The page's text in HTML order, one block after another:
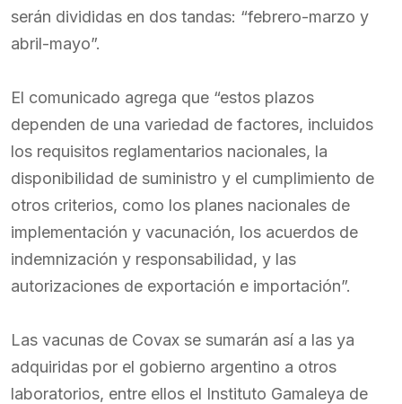
serán divididas en dos tandas: “febrero-marzo y
abril-mayo”.
El comunicado agrega que “estos plazos
dependen de una variedad de factores, incluidos
los requisitos reglamentarios nacionales, la
disponibilidad de suministro y el cumplimiento de
otros criterios, como los planes nacionales de
implementación y vacunación, los acuerdos de
indemnización y responsabilidad, y las
autorizaciones de exportación e importación”.
Las vacunas de Covax se sumarán así a las ya
adquiridas por el gobierno argentino a otros
laboratorios, entre ellos el Instituto Gamaleya de